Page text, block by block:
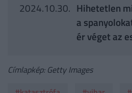
2024.10.30. Hihetetlen
a
ér véget az
Címlapkép: Getty Images